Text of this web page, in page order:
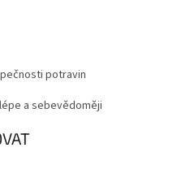
potravin
a sebevědoměji